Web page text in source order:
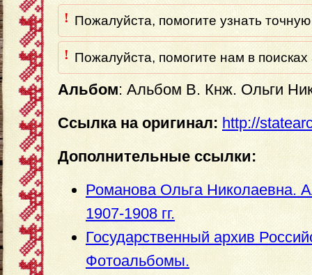
! Пожалуйста, помогите узнать
! Пожалуйста, помогите нам в поисках
Альбом: Альбом В. Кнж. Ольги
Ссылка на оригинал: http://
Дополнительные ссылки:
Романова Ольга Николаевна.
1907-1908 гг.
Государственный архив
Фотоальбомы.